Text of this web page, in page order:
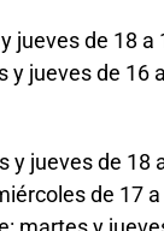
jueves de 18 a
y jueves de 16
y jueves de 18
de 17